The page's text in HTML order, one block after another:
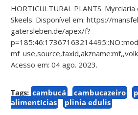
HORTICULTURAL PLANTS. Myrciaria
Skeels. Disponível em: https://
gatersleben.de/apex/f?
Acesso em: 04 ago. 2023.
Tags: cambucá cambucazeiro
alimentícias
plinia edulis